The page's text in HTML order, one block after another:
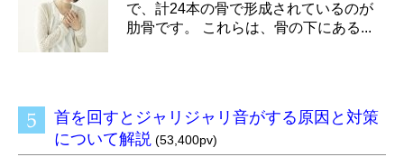
で、計24本の骨で形成されているのが
肋骨です。 これらは、骨の下にある...
首を回すとジャリジャリ音がする原因と対策
について解説 (53,400pv)